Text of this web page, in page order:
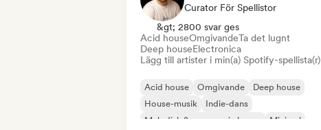
Curator För Spellistor
&gt; 2800 svar ges
Acid houseOmgivandeTa det lugnt
Deep houseElectronica
Lägg till artister i min(a) Spotify-spellista(r)
Acid house Omgivande
Deep house
House-musik
Indie-dans
Melodisk & progressiv house
Minimal